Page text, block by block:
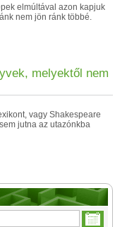
elmúltával azon kapjuk
nem jön ránk többé.
melyektől nem
vagy Shakespeare
jutna az utazónkba